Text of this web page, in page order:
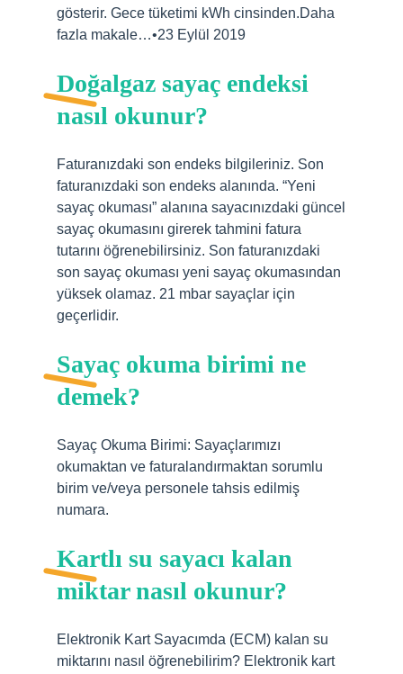
gösterir. Gece tüketimi kWh cinsinden.Daha
fazla makale…•23 Eylül 2019
Doğalgaz sayaç endeksi
nasıl okunur?
Faturanızdaki son endeks bilgileriniz. Son
faturanızdaki son endeks alanında. “Yeni
sayaç okuması” alanına sayacınızdaki güncel
sayaç okumasını girerek tahmini fatura
tutarını öğrenebilirsiniz. Son faturanızdaki
son sayaç okuması yeni sayaç okumasından
yüksek olamaz. 21 mbar sayaçlar için
geçerlidir.
Sayaç okuma birimi ne
demek?
Sayaç Okuma Birimi: Sayaçlarımızı
okumaktan ve faturalandırmaktan sorumlu
birim ve/veya personele tahsis edilmiş
numara.
Kartlı su sayacı kalan
miktar nasıl okunur?
Elektronik Kart Sayacımda (ECM) kalan su
miktarını nasıl öğrenebilirim? Elektronik kart